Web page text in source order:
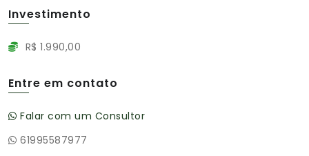
Investimento
R$ 1.990,00
Entre em contato
Falar com um Consultor
61995587977